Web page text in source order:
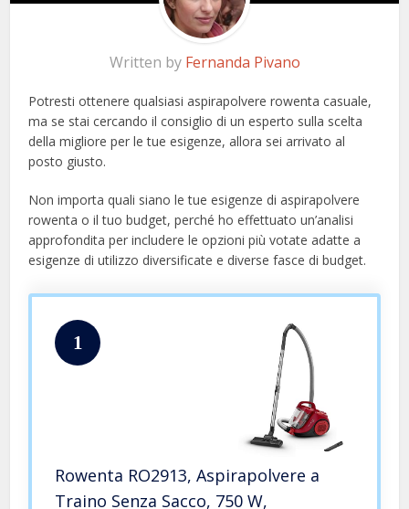
Written by Fernanda Pivano
Potresti ottenere qualsiasi aspirapolvere rowenta casuale,
ma se stai cercando il consiglio di un esperto sulla scelta
della migliore per le tue esigenze, allora sei arrivato al
posto giusto.
Non importa quali siano le tue esigenze di aspirapolvere
rowenta o il tuo budget, perché ho effettuato un’analisi
approfondita per includere le opzioni più votate adatte a
esigenze di utilizzo diversificate e diverse fasce di budget.
1
Rowenta RO2913, Aspirapolvere a
Traino Senza Sacco, 750 W,